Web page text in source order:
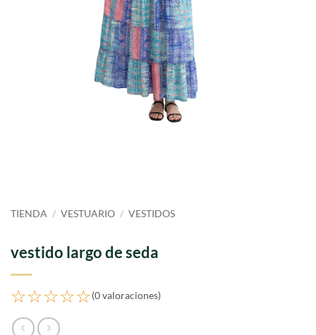
TIENDA / VESTUARIO / VESTIDOS
vestido largo de seda
☆☆☆☆☆(0 valoraciones)